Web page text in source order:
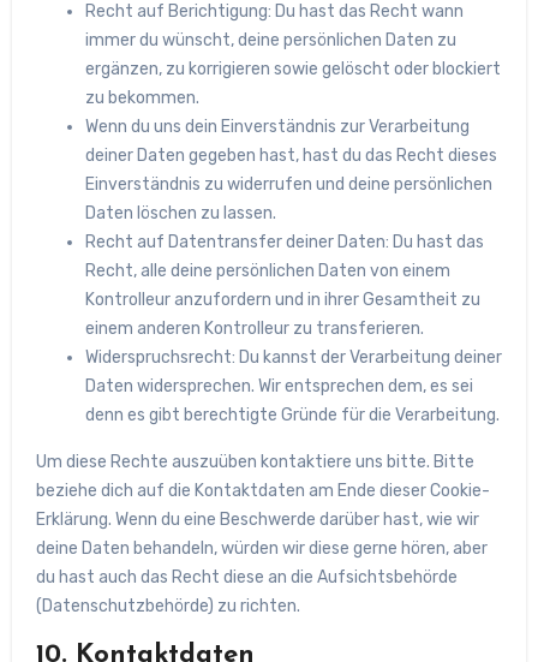
Recht auf Berichtigung: Du hast das Recht wann
immer du wünscht, deine persönlichen Daten zu
ergänzen, zu korrigieren sowie gelöscht oder blockiert
zu bekommen.
Wenn du uns dein Einverständnis zur Verarbeitung
deiner Daten gegeben hast, hast du das Recht dieses
Einverständnis zu widerrufen und deine persönlichen
Daten löschen zu lassen.
Recht auf Datentransfer deiner Daten: Du hast das
Recht, alle deine persönlichen Daten von einem
Kontrolleur anzufordern und in ihrer Gesamtheit zu
einem anderen Kontrolleur zu transferieren.
Widerspruchsrecht: Du kannst der Verarbeitung deiner
Daten widersprechen. Wir entsprechen dem, es sei
denn es gibt berechtigte Gründe für die Verarbeitung.
Um diese Rechte auszuüben kontaktiere uns bitte. Bitte
beziehe dich auf die Kontaktdaten am Ende dieser Cookie-
Erklärung. Wenn du eine Beschwerde darüber hast, wie wir
deine Daten behandeln, würden wir diese gerne hören, aber
du hast auch das Recht diese an die Aufsichtsbehörde
(Datenschutzbehörde) zu richten.
10. Kontaktdaten